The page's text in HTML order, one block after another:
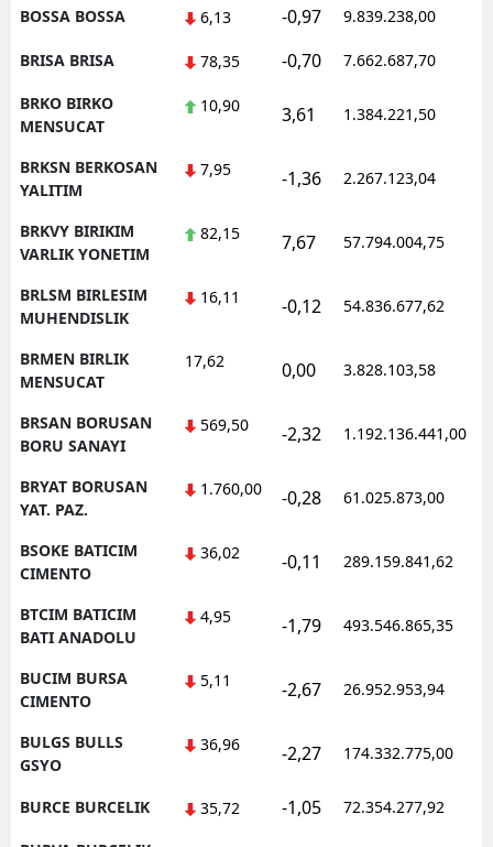
BOSSA BOSSA 6,13 -0,97 9.839.238,00
BRISA BRISA 78,35 -0,70 7.662.687,70
BRKO BIRKO
MENSUCAT
10,90 3,61 1.384.221,50
BRKSN BERKOSAN
YALITIM
7,95 -1,36 2.267.123,04
BRKVY BIRIKIM
VARLIK YONETIM
82,15 7,67 57.794.004,75
BRLSM BIRLESIM
MUHENDISLIK
16,11 -0,12 54.836.677,62
BRMEN BIRLIK
MENSUCAT
17,62 0,00 3.828.103,58
BRSAN BORUSAN
BORU SANAYI
569,50 -2,32 1.192.136.441,00
BRYAT BORUSAN
YAT. PAZ.
1.760,00 -0,28 61.025.873,00
BSOKE BATICIM
CIMENTO
36,02 -0,11 289.159.841,62
BTCIM BATICIM
BATI ANADOLU
4,95 -1,79 493.546.865,35
BUCIM BURSA
CIMENTO
5,11 -2,67 26.952.953,94
BULGS BULLS
GSYO
36,96 -2,27 174.332.775,00
BURCE BURCELIK 35,72 -1,05 72.354.277,92